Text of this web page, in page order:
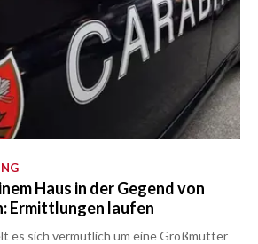
Haus in der Gegend von
Ermittlungen laufen
es sich vermutlich um eine Großmutter